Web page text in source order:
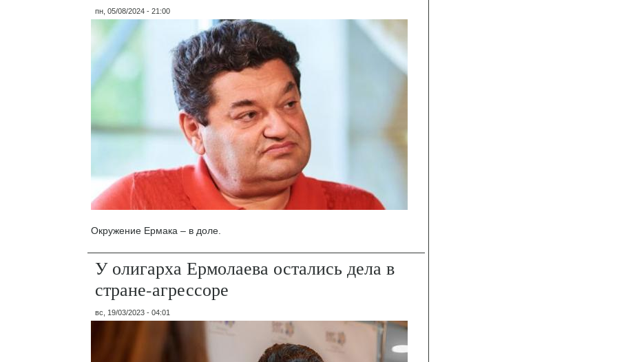
пн, 05/08/2024 - 21:00
Окружение Ермака – в доле.
У олигарха Ермолаева остались дела в
стране-агрессоре
вс, 19/03/2023 - 04:01